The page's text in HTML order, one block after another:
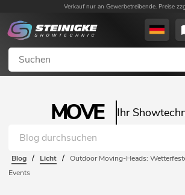
Verkauf nur an Gewerbetreibende. Preise
MOVE Ihr
Blog / Licht / Outdoor Moving-Heads:
Events